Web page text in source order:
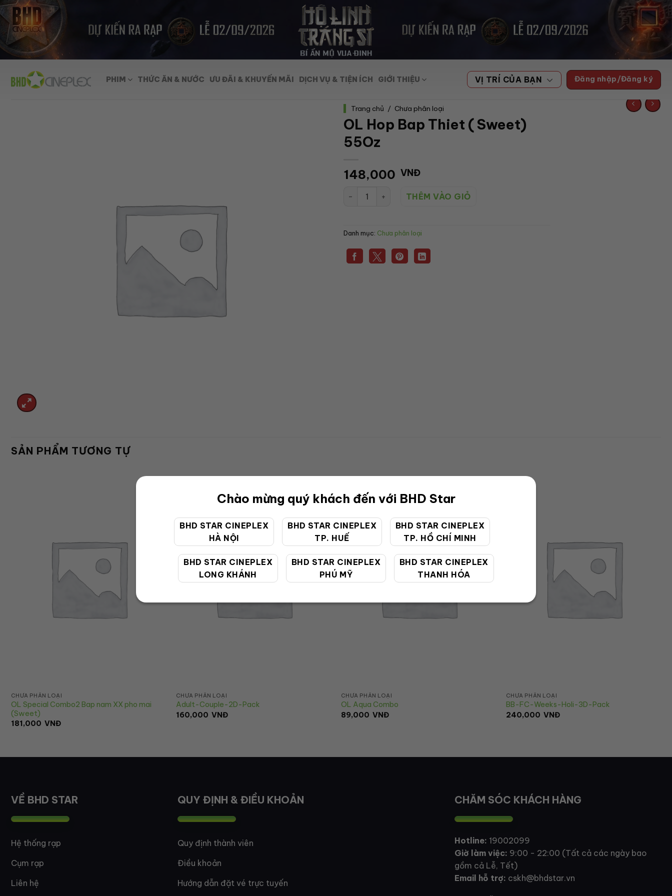
Chào mừng quý khách đến với BHD Star
BHD STAR CINEPLEX
HÀ NỘI
BHD STAR CINEPLEX
TP. HUẾ
BHD STAR CINEPLEX
TP. HỒ CHÍ MINH
BHD STAR CINEPLEX
LONG KHÁNH
BHD STAR CINEPLEX
PHÚ MỸ
BHD STAR CINEPLEX
THANH HÓA
Skip
to
content
PHIM THỨC ĂN & NƯỚC ƯU ĐÃI & KHUYẾN MÃI DỊCH VỤ & TIỆN ÍCH GIỚI THIỆU VỊ TRÍ CỦA BẠN Đăng nhập/Đăng ký
Trang chủ / Chưa phân loại
OL Hop Bap Thiet ( Sweet)
55Oz
148,000 VNĐ
OL Hop Bap Thiet ( Sweet) 55Oz số lượng
THÊM VÀO GIỎ
Danh mục: Chưa phân loại
SẢN PHẨM TƯƠNG TỰ
CHƯA PHÂN LOẠI
OL Special Combo2 Bap nam XX pho mai
(Sweet)
181,000 VNĐ
CHƯA PHÂN LOẠI
Adult-Couple-2D-Pack
160,000 VNĐ
CHƯA PHÂN LOẠI
OL Aqua Combo
89,000 VNĐ
CHƯA PHÂN LOẠI
BB-FC-Weeks-Holi-3D-Pack
240,000 VNĐ
VỀ BHD STAR
Hệ thống rạp
Cụm rạp
Liên hệ
QUY ĐỊNH & ĐIỀU KHOẢN
Quy định thành viên
Điều khoản
Hướng dẫn đặt vé trực tuyến
CHĂM SÓC KHÁCH HÀNG
Hotline: 19002099
Giờ làm việc: 9:00 - 22:00 (Tất cả các ngày bao
gồm cả Lễ, Tết)
Email hỗ trợ: cskh@bhdstar.vn